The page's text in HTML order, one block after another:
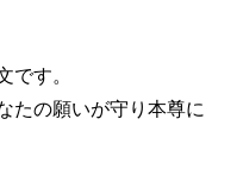
です。
たの願いが守り本尊に